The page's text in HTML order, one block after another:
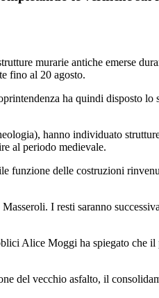
murarie antiche emerse
fino al 20 agosto.
ha quindi disposto
hanno individuato
al periodo medievale.
delle costruzioni
I resti saranno
Alice Moggi ha spiegato che
del vecchio asfalto, il